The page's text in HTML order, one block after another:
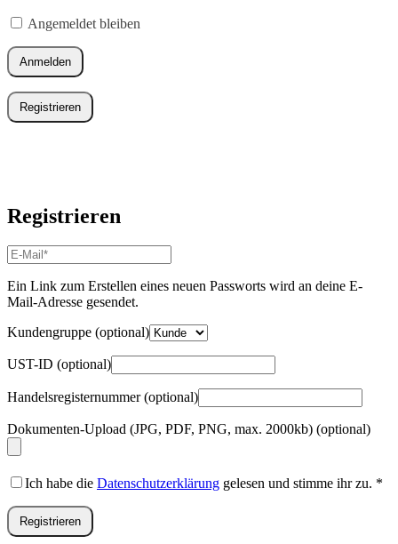
Angemeldet bleiben
Anmelden
Registrieren
Registrieren
E-
Mail-
Adresse*
Erforderlich
Ein Link zum Erstellen eines neuen Passworts wird an deine E-
Mail-Adresse gesendet.
Kundengruppe (optional)
UST-ID (optional)
Handelsregisternummer(optional)
Dokumenten-Upload (JPG, PDF, PNG, max. 2000kb) (optional)
Ich habe die Datenschutzerklärung gelesen und stimme ihr zu. *
Registrieren